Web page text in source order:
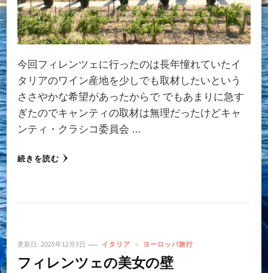
今回フィレンツェに行ったのは長年憧れていたイ
タリアのワイン産地を少しでも取材したいという
ささやかな希望があったからで でもあまりに急す
ぎたのでキャンティの取材は無理だったけどキャ
ンティ・クラシコ委員会 …
続きを読む
更新日: 2025年12月3日 イタリア ヨーロッパ旅行
フィレンツェの美女の壁